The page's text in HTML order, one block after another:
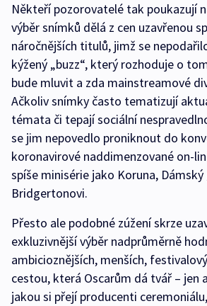
Někteří pozorovatelé tak poukazují
výběr snímků dělá z cen uzavřenou
náročnějších titulů, jimž se
kýžený „buzz“, který rozhoduje o
bude mluvit a zda mainstreamové
Ačkoliv snímky často tematizují
témata či tepají sociální
se jim nepovedlo proniknout do
koronavirové naddimenzované on-
spíše minisérie jako Koruna,
Bridgertonovi.
Přesto ale podobné zúžení skrze
exkluzivnější výběr nadprůměrně
ambicioznějších, menších,
cestou, která Oscarům dá tvář – jen
jakou si přejí producenti